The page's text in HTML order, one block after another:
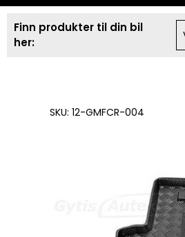
Finn produkter til din bil
her:
SKU: 12-GMFCR-004